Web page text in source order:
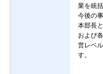
業を統
今後の
本部長
および
営レベ
す。